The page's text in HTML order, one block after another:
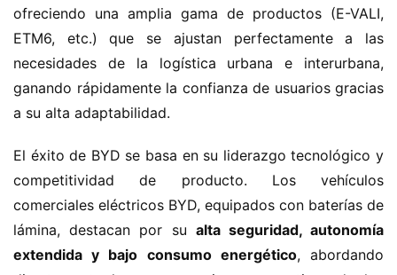
m
e
a
m
i
o
ofreciendo una amplia gama de productos (E-VALI,
ETM6, etc.) que se ajustan perfectamente a las
necesidades de la logística urbana e interurbana,
ganando rápidamente la confianza de usuarios gracias
a su alta adaptabilidad.
El éxito de BYD se basa en su liderazgo tecnológico y
competitividad de producto. Los vehículos
comerciales eléctricos BYD, equipados con baterías de
lámina, destacan por su ​ ​alta seguridad, autonomía
extendida y bajo consumo energético​​, abordando